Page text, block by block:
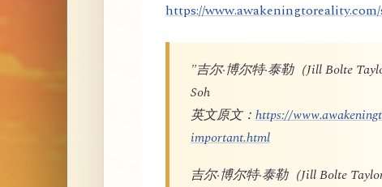
https://
"吉尔·博尔特·泰勒（Jill Bolte
Soh
英文原文： https://
important.html
吉尔·博尔特·泰勒（Jill Bolte